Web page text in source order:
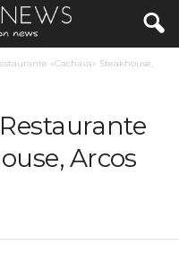
«Cachava» Steakhouse,
Arcos